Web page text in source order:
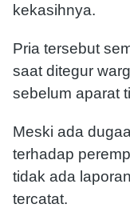
kekasihnya.
Pria tersebut
saat ditegur
sebelum aparat
Meski ada
terhadap
tidak ada
tercatat.